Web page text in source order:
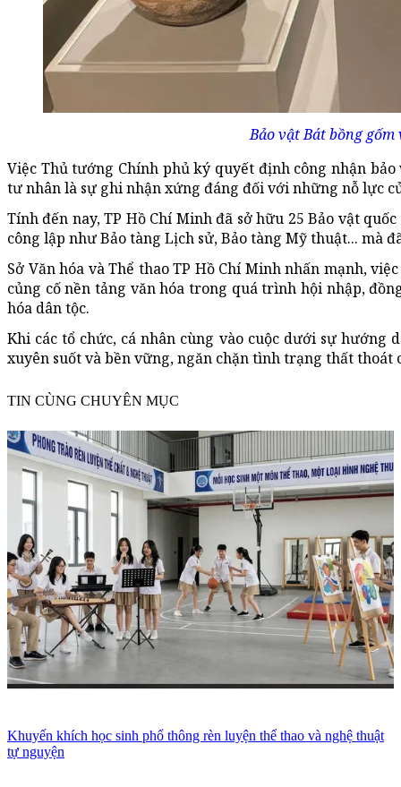
Bảo vật Bát bồng
Việc Thủ tướng Chính phủ ký quyết định công nhận
tư nhân là sự ghi nhận xứng đáng đối với những nỗ lực
Tính đến nay, TP Hồ Chí Minh đã sở hữu 25 Bảo vật
công lập như Bảo tàng Lịch sử, Bảo tàng Mỹ thuật... mà
Sở Văn hóa và Thể thao TP Hồ Chí Minh nhấn mạnh,
củng cố nền tảng văn hóa trong quá trình hội nhập,
hóa dân tộc.
Khi các tổ chức, cá nhân cùng vào cuộc dưới sự hướng
xuyên suốt và bền vững, ngăn chặn tình trạng thất thoát
TIN CÙNG CHUYÊN MỤC
Khuyến khích học sinh phổ thông rèn luyện thể thao và nghệ thuật
tự nguyện